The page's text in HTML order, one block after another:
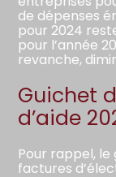
de dépenses
pour 2024
pour l’année
revanche,
Guichet
d’aide
Pour rappel, le
factures